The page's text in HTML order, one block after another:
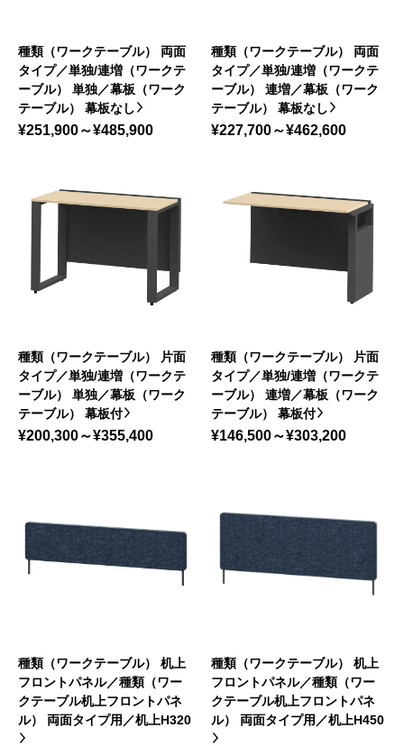
種類（ワークテーブル） 両面
タイプ／単独/連増（ワークテ
ーブル） 単独／幕板（ワーク
テーブル） 幕板なし
¥251,900～¥485,900
種類（ワークテーブル） 両面
タイプ／単独/連増（ワークテ
ーブル） 連増／幕板（ワーク
テーブル） 幕板なし
¥227,700～¥462,600
種類（ワークテーブル） 片面
タイプ／単独/連増（ワークテ
ーブル） 単独／幕板（ワーク
テーブル） 幕板付
¥200,300～¥355,400
種類（ワークテーブル） 片面
タイプ／単独/連増（ワークテ
ーブル） 連増／幕板（ワーク
テーブル） 幕板付
¥146,500～¥303,200
種類（ワークテーブル） 机上
フロントパネル／種類（ワー
クテーブル机上フロントパネ
ル） 両面タイプ用／机上H320
種類（ワークテーブル） 机上
フロントパネル／種類（ワー
クテーブル机上フロントパネ
ル） 両面タイプ用／机上H450